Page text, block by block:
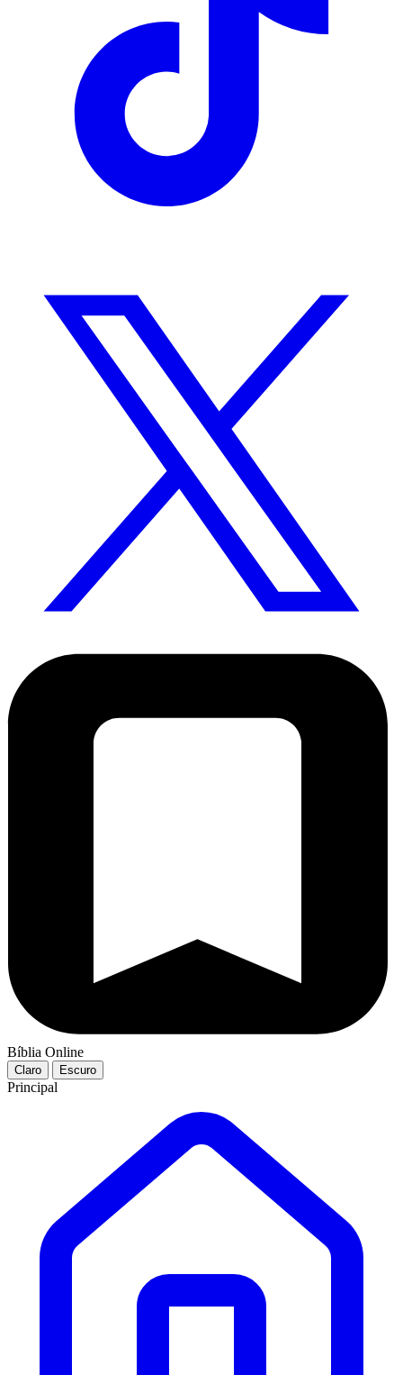
Bíblia Online
Claro Escuro
Principal